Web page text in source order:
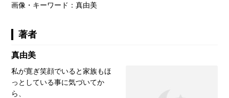
画像・キーワード：真由美
著者
真由美
私が寛ぎ笑顔でいると家族もほ
っとしている事に気づいてか
ら、